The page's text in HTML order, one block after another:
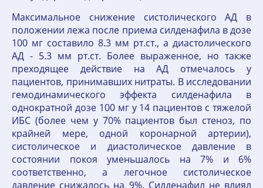
Максимальное снижение систолического АД в
положении лежа после приема силденафила в дозе
100 мг составило 8.3 мм рт.ст., а диастолического
АД - 5.3 мм рт.ст. Более выраженное, но также
преходящее действие на АД отмечалось у
пациентов, принимавших нитраты. В исследовании
гемодинамического эффекта силденафила в
однократной дозе 100 мг у 14 пациентов с тяжелой
ИБС (более чем у 70% пациентов был стеноз, по
крайней мере, одной коронарной артерии),
систолическое и диастолическое давление в
состоянии покоя уменьшалось на 7% и 6%
соответственно, а легочное систолическое
давление снижалось на 9%. Силденафил не влиял